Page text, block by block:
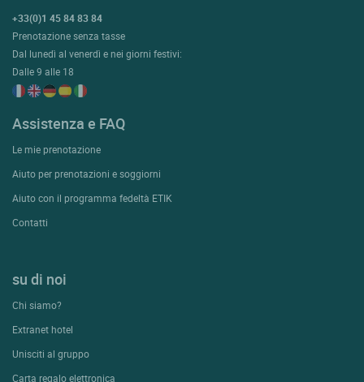
+33(0)1 45 84 83 84
Prenotazione senza tasse
Dal lunedì al venerdì e nei giorni festivi:
Dalle 9 alle 18
Assistenza e FAQ
Le mie prenotazione
Aiuto per prenotazioni e soggiorni
Aiuto con il programma fedeltà ETIK
Contatti
su di noi
Chi siamo?
Extranet hotel
Unisciti al gruppo
Carta regalo elettronica